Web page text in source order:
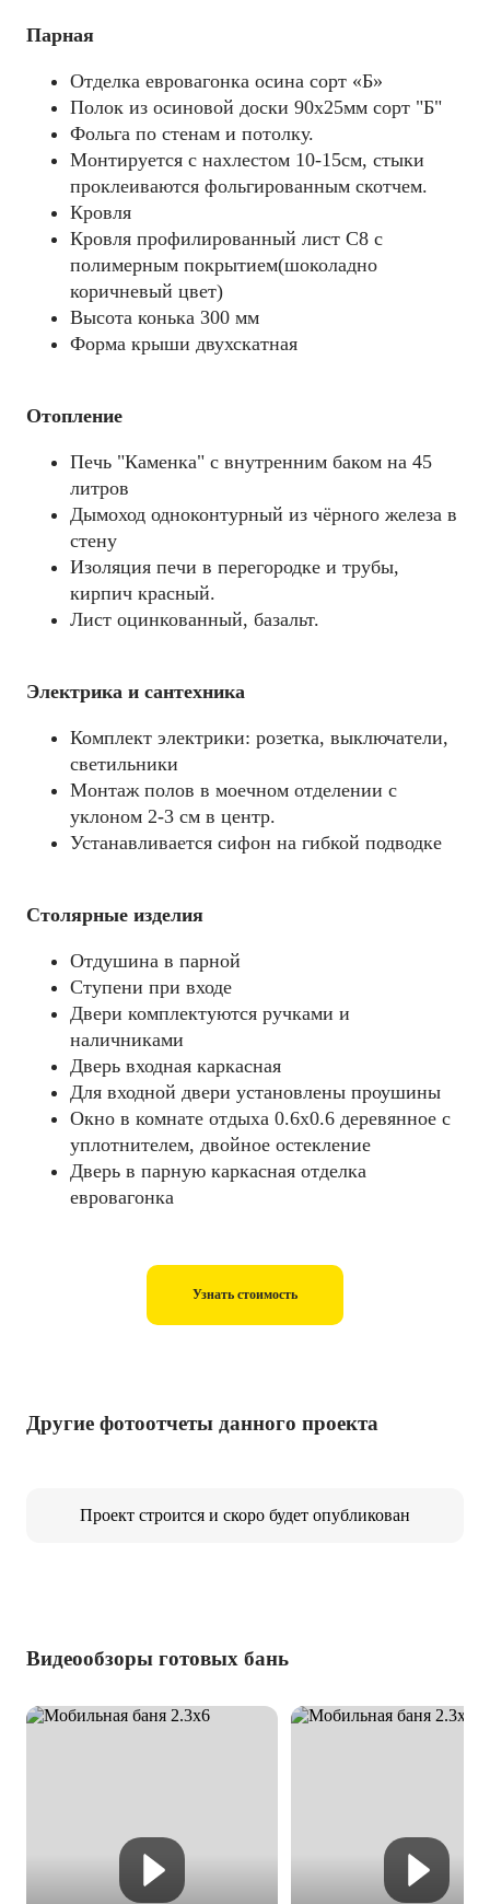
Парная
Отделка евровагонка осина сорт «Б»
Полок из осиновой доски 90х25мм сорт "Б"
Фольга по стенам и потолку.
Монтируется с нахлестом 10-15см, стыки
проклеиваются фольгированным скотчем.
Кровля
Кровля профилированный лист С8 с
полимерным покрытием(шоколадно
коричневый цвет)
Высота конька 300 мм
Форма крыши двухскатная
Отопление
Печь "Каменка" с внутренним баком на 45
литров
Дымоход одноконтурный из чёрного железа в
стену
Изоляция печи в перегородке и трубы,
кирпич красный.
Лист оцинкованный, базальт.
Электрика и сантехника
Комплект электрики: розетка, выключатели,
светильники
Монтаж полов в моечном отделении с
уклоном 2-3 см в центр.
Устанавливается сифон на гибкой подводке
Столярные изделия
Отдушина в парной
Ступени при входе
Двери комплектуются ручками и
наличниками
Дверь входная каркасная
Для входной двери установлены проушины
Окно в комнате отдыха 0.6х0.6 деревянное с
уплотнителем, двойное остекление
Дверь в парную каркасная отделка
евровагонка
Узнать стоимость
Другие фотоотчеты данного проекта
Проект строится и скоро будет опубликован
Видеообзоры готовых бань